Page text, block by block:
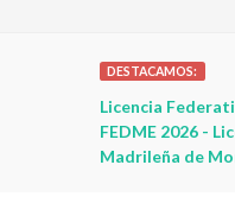
DESTACAMOS:
Licencia
FEDME 2026 -
Madrileña de